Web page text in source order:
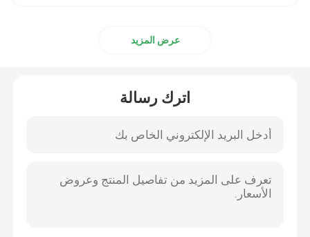
المنتجات
عرض المزيد
اترك رسالة